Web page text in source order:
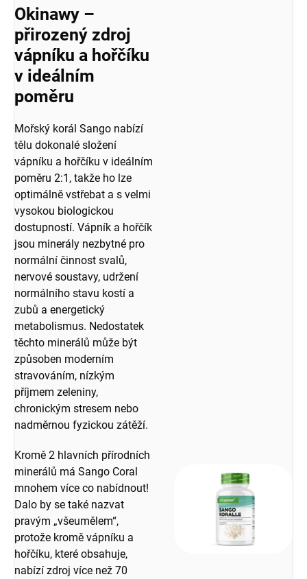
Okinawy –
přirozený zdroj
vápníku a hořčíku
v ideálním
poměru
Mořský korál Sango nabízí
tělu dokonalé složení
vápníku a hořčíku v ideálním
poměru 2:1, takže ho lze
optimálně vstřebat a s velmi
vysokou biologickou
dostupností. Vápník a hořčík
jsou minerály nezbytné pro
normální činnost svalů,
nervové soustavy, udržení
normálního stavu kostí a
zubů a energetický
metabolismus. Nedostatek
těchto minerálů může být
způsoben moderním
stravováním, nízkým
příjmem zeleniny,
chronickým stresem nebo
nadměrnou fyzickou zátěží.
Kromě 2 hlavních přírodních
minerálů má Sango Coral
mnohem více co nabídnout!
Dalo by se také nazvat
pravým „všeumělem“,
protože kromě vápníku a
hořčíku, které obsahuje,
nabízí zdroj více než 70